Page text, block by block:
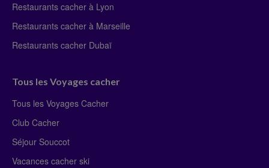
Restaurants cacher à Lyon
Restaurants cacher à Marseille
Restaurants cacher Dubaï
Tous les Voyages cacher
Tous les Voyages Cacher
Club Cacher
Séjour Souccot
Vacances cacher ski